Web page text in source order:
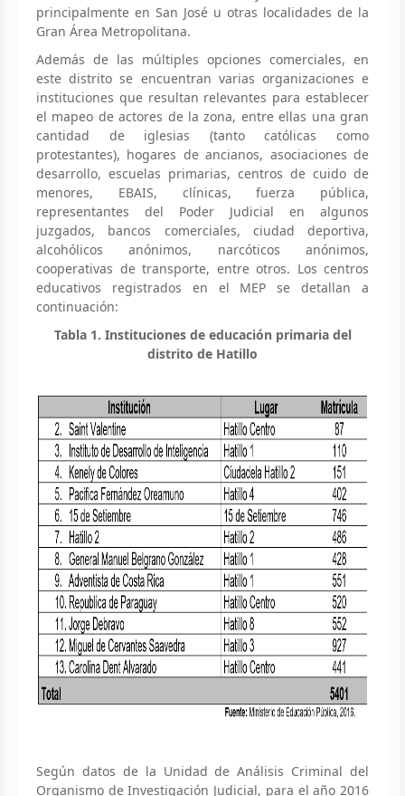
principalmente en San José u otras localidades de la
Gran Área Metropolitana.
Además de las múltiples opciones comerciales, en
este distrito se encuentran varias organizaciones e
instituciones que resultan relevantes para establecer
el mapeo de actores de la zona, entre ellas una gran
cantidad de iglesias (tanto católicas como
protestantes), hogares de ancianos, asociaciones de
desarrollo, escuelas primarias, centros de cuido de
menores, EBAIS, clínicas, fuerza pública,
representantes del Poder Judicial en algunos
juzgados, bancos comerciales, ciudad deportiva,
alcohólicos anónimos, narcóticos anónimos,
cooperativas de transporte, entre otros. Los centros
educativos registrados en el MEP se detallan a
continuación:
Tabla 1. Instituciones de educación primaria del
distrito de Hatillo
Según datos de la Unidad de Análisis Criminal del
Organismo de Investigación Judicial, para el año 2016